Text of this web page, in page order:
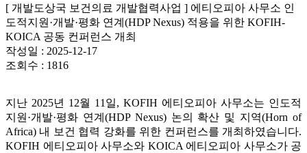
[ 개발도상국 보건의료 개발협력사업 ] 에티오피아 사무소 인
도적지원·개발·평화 연계(HDP Nexus) 적용을 위한 KOFIH-
KOICA 공동 컨퍼런스 개최
작성일 : 2025-12-17
조회수 : 1816
지난 2025년 12월 11일, KOFIH 에티오피아 사무소는 인도적
지원·개발·평화 연계(HDP Nexus) 논의 확산 및 지역(Horn of
Africa) 내 보건 협력 강화를 위한 컨퍼런스를 개최하였습니다.
KOFIH 에티오피아 사무소와 KOICA 에티오피아 사무소가 공